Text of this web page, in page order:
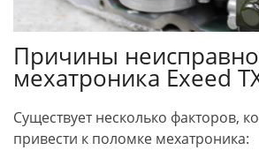
Причины
мехатроника Exeed
Существует несколько факторов,
привести к поломке мехатроника: